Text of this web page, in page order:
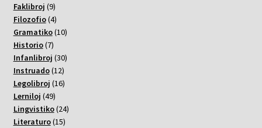
Faklibroj 99
varoj
Filozofio 44
varoj
Gramatiko 1010
Historio 77
varoj
Infanlibroj 3030
Instruado 1212
varoj
Legolibroj 1616
Lerniloj 4949
varoj
Lingvistiko 2424
Literaturo 1515